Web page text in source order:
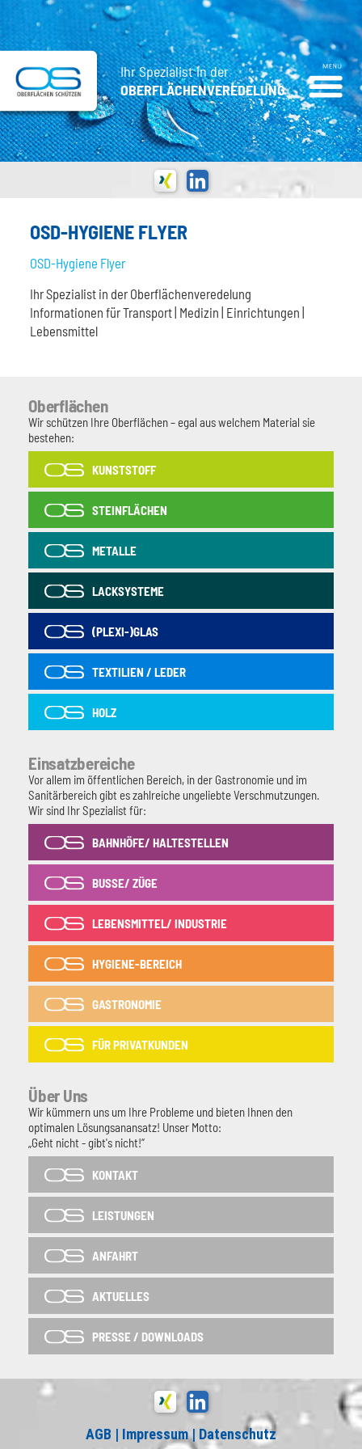
Ihr Spezialist in der
OBERFLÄCHENVEREDELUNG
OSD-HYGIENE FLYER
OSD-Hygiene Flyer
Ihr Spezialist in der Oberflächenveredelung
Informationen für Transport | Medizin | Einrichtungen |
Lebensmittel
Oberflächen
Wir schützen Ihre Oberflächen – egal aus welchem Material sie
bestehen:
KUNSTSTOFF
STEINFLÄCHEN
METALLE
LACKSYSTEME
(PLEXI-)GLAS
TEXTILIEN / LEDER
HOLZ
Einsatzbereiche
Vor allem im öffentlichen Bereich, in der Gastronomie und im
Sanitärbereich gibt es zahlreiche ungeliebte Verschmutzungen.
Wir sind Ihr Spezialist für:
BAHNHÖFE/ HALTESTELLEN
BUSSE/ ZÜGE
LEBENSMITTEL/ INDUSTRIE
HYGIENE-BEREICH
GASTRONOMIE
FÜR PRIVATKUNDEN
Über Uns
Wir kümmern uns um Ihre Probleme und bieten Ihnen den
optimalen Lösungsanansatz! Unser Motto:
„Geht nicht - gibt's nicht!“
KONTAKT
LEISTUNGEN
ANFAHRT
AKTUELLES
PRESSE / DOWNLOADS
AGB | Impressum| Datenschutz